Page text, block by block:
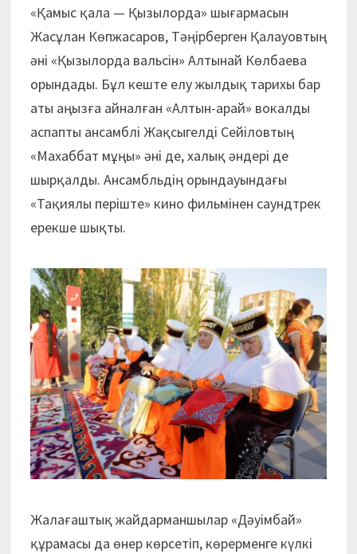
«Қамыс қала — Қызылорда» шығармасын
Жасұлан Көпжасаров, Тәңірберген Қалауовтың
әні «Қызылорда вальсін» Алтынай Көлбаева
орындады. Бұл кеште елу жылдық тарихы бар
аты аңызға айналған «Алтын-арай» вокалды
аспапты ансамблі Жақсыгелді Сейіловтың
«Махаббат мұңы» әні де, халық әндері де
шырқалды. Ансамбльдің орындауындағы
«Тақиялы періште» кино фильмінен саундтрек
ерекше шықты.
Жалағаштық жайдарманшылар «Дәуімбай»
құрамасы да өнер көрсетіп, көрерменге күлкі